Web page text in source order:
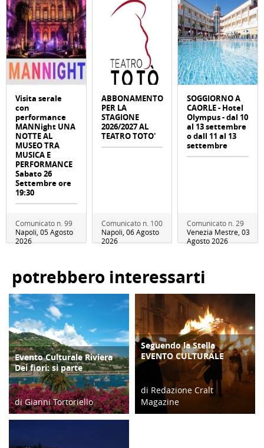
Visita serale
con
performance
MANNight UNA
NOTTE AL
MUSEO TRA
MUSICA E
PERFORMANCE
Sabato 26
Settembre ore
19:30
Comunicato n. 99
Napoli, 05 Agosto
2026
ABBONAMENTO
PER LA
STAGIONE
2026/2027 AL
TEATRO TOTO'
Comunicato n. 100
Napoli, 06 Agosto
2026
SOGGIORNO A
CAORLE - Hotel
Olympus - dal 10
al 13 settembre
o dall 11 al 13
settembre
Comunicato n. 29
Venezia Mestre, 03
Agosto 2026
potrebbero interessarti
EVENTI
Evento Culturale Riviera
Dei fiori: si parte
di Gianni Tortoriello
24/04/18
ATTIVITÀ
Seguendo la Stella
EVENTO CULTURALE
di Redazione Cralt
Magazine